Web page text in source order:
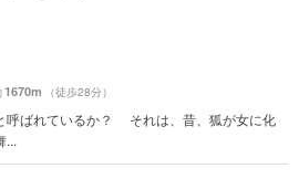
1670m （徒歩28分）
呼ばれているか？ それは、昔、狐が女に化
...